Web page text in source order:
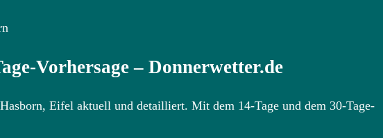
Vorhersage – Donnerwetter.de
Eifel aktuell und detailliert. Mit dem 14-Tage und dem 30-Tage-